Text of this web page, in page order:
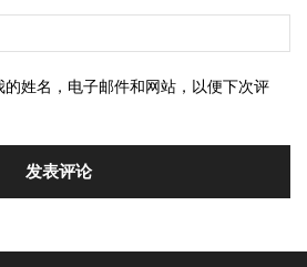
姓名，电子邮件和网站，以便下次评